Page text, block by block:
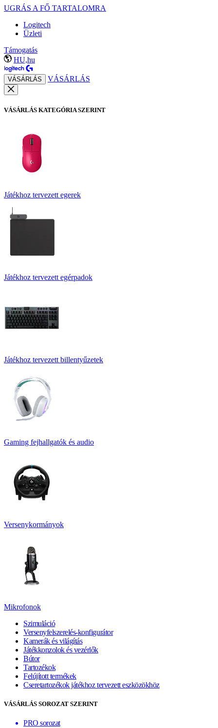
UGRÁS A FŐ TARTALOMRA
Logitech
Üzleti
Támogatás
HU,hu
VÁSÁRLÁS VÁSÁRLÁS
VÁSÁRLÁS KATEGÓRIA SZERINT
Játékhoz tervezett egerek
Játékhoz tervezett egérpadok
Játékhoz tervezett billentyűzetek
Gaming fejhallgatók és audio
Versenykormányok
Mikrofonok
Szimuláció
Versenyfelszerelés-konfigurátor
Kamerák és világítás
Játékkonzolok és vezérlők
Bútor
Tartozékok
Felújított termékek
Cseretartozékok játékhoz tervezett eszközökhöz
VÁSÁRLÁS SOROZAT SZERINT
PRO sorozat